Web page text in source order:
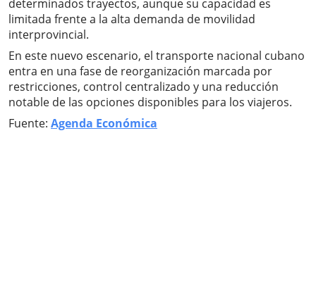
determinados trayectos, aunque su capacidad es
limitada frente a la alta demanda de movilidad
interprovincial.
En este nuevo escenario, el transporte nacional cubano
entra en una fase de reorganización marcada por
restricciones, control centralizado y una reducción
notable de las opciones disponibles para los viajeros.
Fuente: Agenda Económica